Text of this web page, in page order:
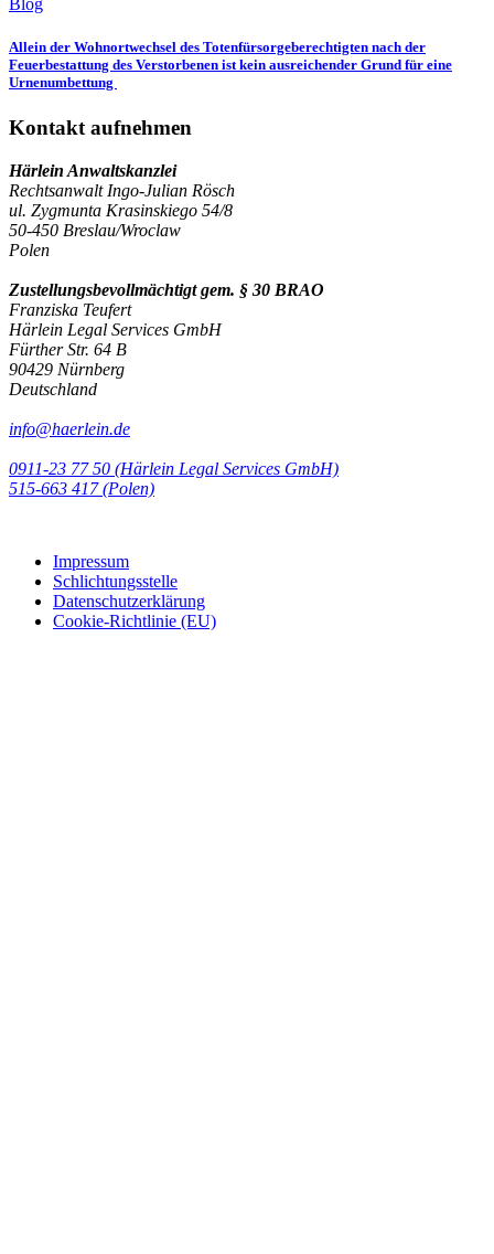
Allein der Wohnortwechsel des Totenfürsorgeberechtigten nach der
Feuerbestattung des Verstorbenen ist kein ausreichender Grund für eine
Urnenumbettung
Kontakt aufnehmen
Härlein Anwaltskanzlei
Rechtsanwalt Ingo-Julian Rösch
ul. Zygmunta Krasinskiego 54/8
50-450 Breslau/Wroclaw
Polen
Zustellungsbevollmächtigt gem. § 30 BRAO
Franziska Teufert
Härlein Legal Services GmbH
Fürther Str. 64 B
90429 Nürnberg
Deutschland
info@haerlein.de
0911-23 77 50 (Härlein Legal Services GmbH)
‭515-663 417 (Polen)‬‬‬
Impressum
Schlichtungsstelle
Datenschutzerklärung
Cookie-Richtlinie (EU)